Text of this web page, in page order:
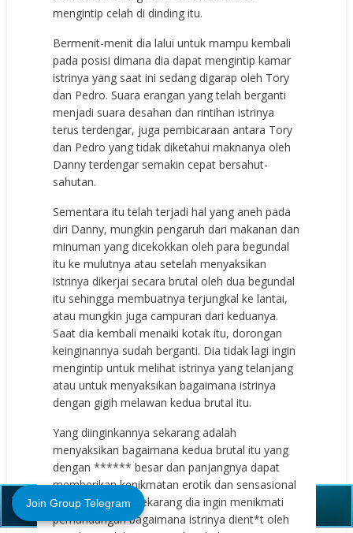
mengintip celah di dinding itu.
Bermenit-menit dia lalui untuk mampu kembali
pada posisi dimana dia dapat mengintip kamar
istrinya yang saat ini sedang digarap oleh Tory
dan Pedro. Suara erangan yang telah berganti
menjadi suara desahan dan rintihan istrinya
terus terdengar, juga pembicaraan antara Tory
dan Pedro yang tidak diketahui maknanya oleh
Danny terdengar semakin cepat bersahut-
sahutan.
Sementara itu telah terjadi hal yang aneh pada
diri Danny, mungkin pengaruh dari makanan dan
minuman yang dicekokkan oleh para begundal
itu ke mulutnya atau setelah menyaksikan
istrinya dikerjai secara brutal oleh dua begundal
itu sehingga membuatnya terjungkal ke lantai,
atau mungkin juga campuran dari keduanya.
Saat dia kembali menaiki kotak itu, dorongan
keinginannya sudah berganti. Dia tidak lagi ingin
mengintip untuk melihat istrinya yang telanjang
atau untuk menyaksikan bagaimana istrinya
dengan gigih melawan kedua brutal itu.
Yang diinginkannya sekarang adalah
menyaksikan bagaimana kedua brutal itu yang
dengan ****** besar dan panjangnya dapat
memberikan kenikmatan erotik dan sensasional
kepada istrinya. Sekarang dia ingin menikmati
pemandangan bagaimana istrinya dient*t oleh
Close (X)
Join Group Telegram